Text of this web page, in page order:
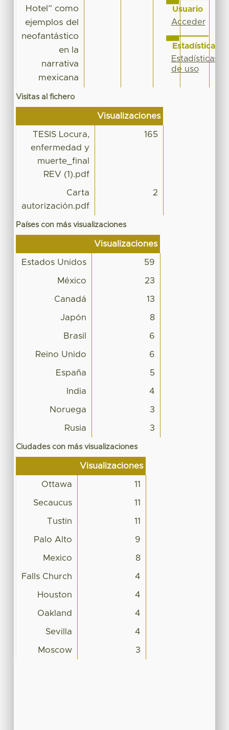
Hotel” como
ejemplos del
neofantástico
en la
narrativa
mexicana
Visitas al fichero
Visualizaciones
TESIS Locura,
enfermedad y
muerte_final
REV (1).pdf
165
Carta
autorización.pdf
2
Países con más visualizaciones
Visualizaciones
Estados Unidos 59
México 23
Canadá 13
Japón 8
Brasil 6
Reino Unido 6
España 5
India 4
Noruega 3
Rusia 3
Ciudades con más visualizaciones
Visualizaciones
Ottawa 11
Secaucus 11
Tustin 11
Palo Alto 9
Mexico 8
Falls Church 4
Houston 4
Oakland 4
Sevilla 4
Moscow 3
Usuario
Acceder
Estadísticas
Estadísticas
de uso